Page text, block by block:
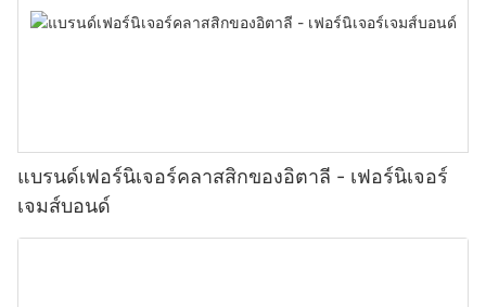
แบรนด์เฟอร์นิเจอร์คลาสสิกของอิตาลี - เฟอร์นิเจอร์
เจมส์บอนด์